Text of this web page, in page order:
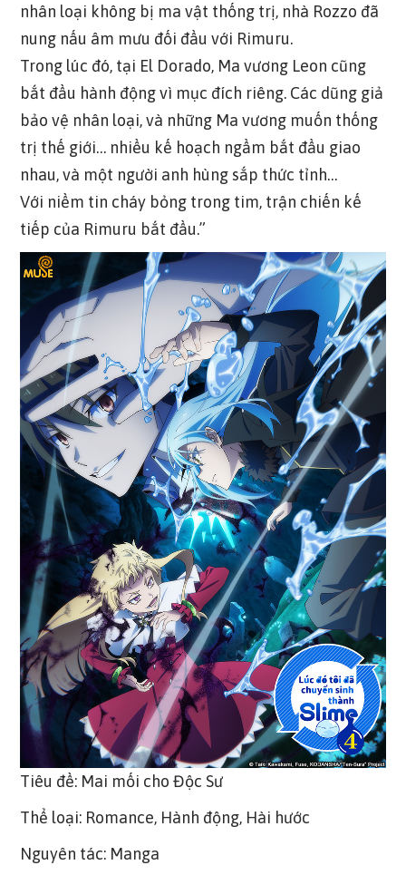
nhân loại không bị ma vật thống trị, nhà Rozzo đã
nung nấu âm mưu đối đầu với Rimuru.
Trong lúc đó, tại El Dorado, Ma vương Leon cũng
bắt đầu hành động vì mục đích riêng. Các dũng giả
bảo vệ nhân loại, và những Ma vương muốn thống
trị thế giới… nhiều kế hoạch ngầm bắt đầu giao
nhau, và một người anh hùng sắp thức tỉnh…
Với niềm tin cháy bỏng trong tim, trận chiến kế
tiếp của Rimuru bắt đầu.”
Tiêu đề: Mai mối cho Độc Sư
Thể loại: Romance, Hành động, Hài hước
Nguyên tác: Manga